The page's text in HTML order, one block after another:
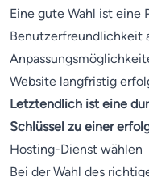
Eine gute Wahl ist eine
Benutzerfreundlichkeit
Website langfristig
Letztendlich ist eine
Schlüssel zu einer
Hosting-Dienst wählen
Bei der Wahl des